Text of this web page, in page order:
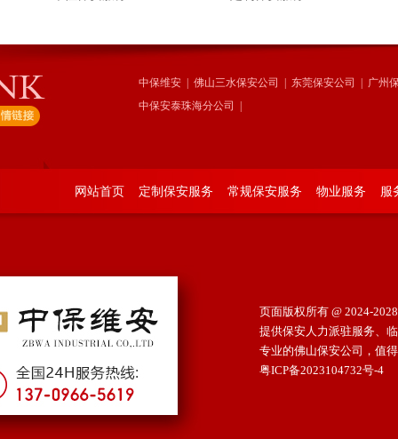
中保维安 佛山三水保安公司 东莞保安公司
广州
中保安泰珠海分公司
网站首页 定制保安服务 常规保安服务 物业服务 服
页面版权所有 @ 2024-
提供保安人力派驻服务、
专业的佛山保安公司，值
粤ICP备2023104732号-4